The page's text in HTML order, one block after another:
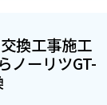
換工事施工
ノーリツGT-